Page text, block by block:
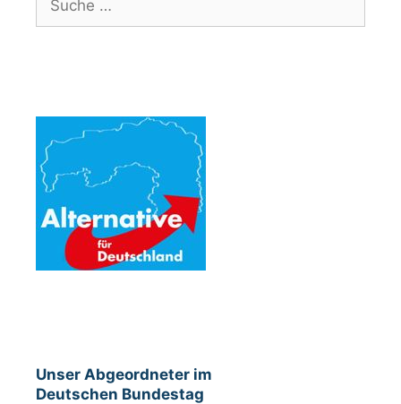
nach:
Unser Abgeordneter im
Deutschen Bundestag